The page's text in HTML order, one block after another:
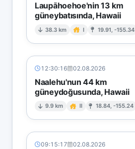
Laupāhoehoe'nin 13 km
güneybatısında, Hawaii
38.3 km I 19.91, -155.34
12:30:16 02.08.2026
Naalehu'nun 44 km
güneydoğusunda, Hawaii
9.9 km II 18.84, -155.24
09:15:17 02.08.2026